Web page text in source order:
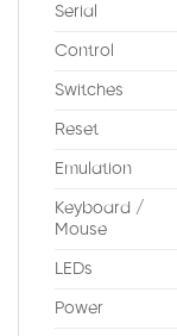
Serial
Control
Switches
Reset
Emulation
Keyboard /
Mouse
LEDs
Power